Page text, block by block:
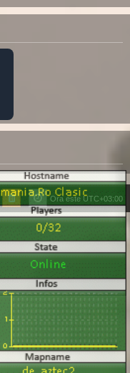
Ora este UTC+03:00